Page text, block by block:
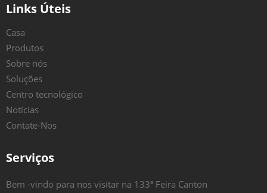
Links Úteis
Casa
Produtos
Sobre nós
Soluções
Centro tecnológico
Notícias
Contate-Nos
Serviços
Bem -vindo para nos visitar na 133ª Feira Canton